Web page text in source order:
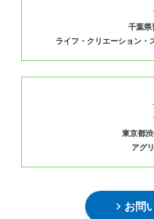
千葉県
ライフ・クリエーション・
東京都
アグ
お問